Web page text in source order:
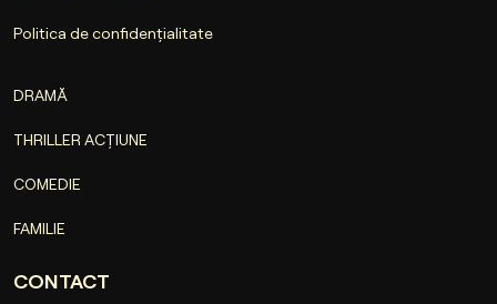
Politica de confidențialitate
DRAMĂ
THRILLER ACȚIUNE
COMEDIE
FAMILIE
CONTACT